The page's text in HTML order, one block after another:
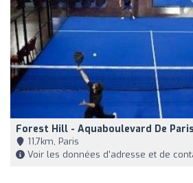
Forest Hill - Aquaboulevard De Paris
11,7km, Paris
Voir les données d'adresse et de